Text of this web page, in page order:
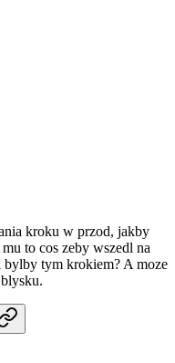
kroku w przod, jakby
to cos zeby wszedl na
tym krokiem? A moze